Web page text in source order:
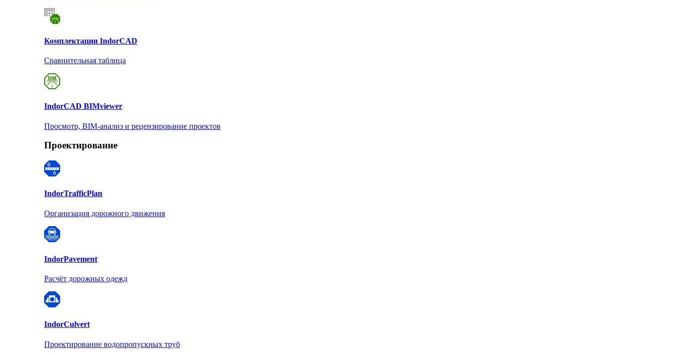
Комплектации IndorCAD
Сравнительная таблица
IndorCAD BIMviewer
Просмотр, BIM-анализ и рецензирование проектов
Проектирование
IndorTrafficPlan
Организация дорожного движения
IndorPavement
Расчёт дорожных одежд
IndorCulvert
Проектирование водопропускных труб